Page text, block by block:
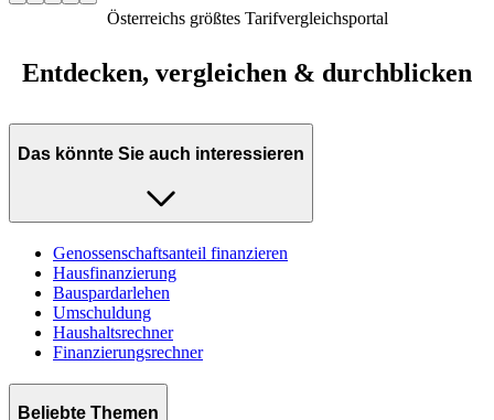
Österreichs größtes Tarifvergleichsportal
Entdecken, vergleichen & durchblicken
Das könnte Sie auch interessieren
Genossenschaftsanteil finanzieren
Hausfinanzierung
Bauspardarlehen
Umschuldung
Haushaltsrechner
Finanzierungsrechner
Beliebte Themen